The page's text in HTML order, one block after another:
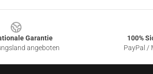
Garantie
angeboten
100%
PayPal /